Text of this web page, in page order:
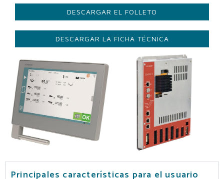
DESCARGAR EL FOLLETO
DESCARGAR LA FICHA TÉCNICA
Principales características para el usuario